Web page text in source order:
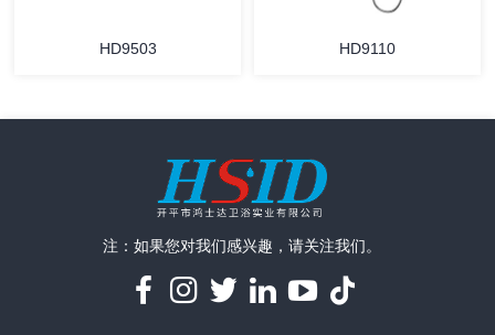
HD9503 HD9110
注：如果您对我们感兴趣，请关注我们。